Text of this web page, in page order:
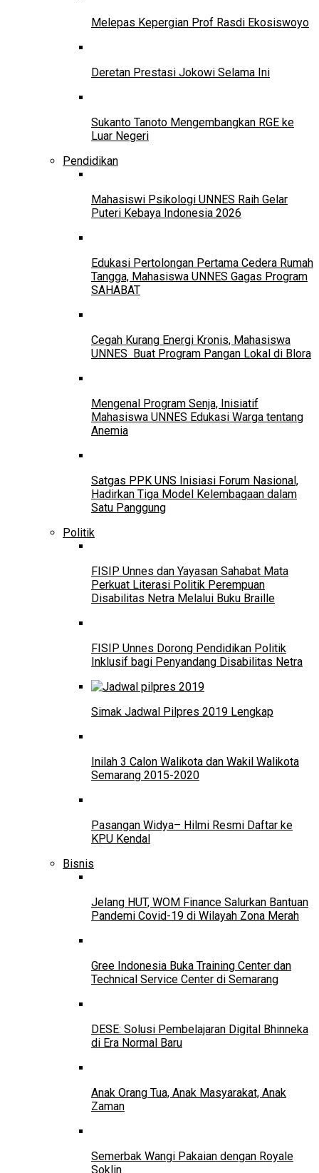
Melepas Kepergian Prof Rasdi Ekosiswoyo
Deretan Prestasi Jokowi Selama Ini
Sukanto Tanoto Mengembangkan RGE ke
Luar Negeri
Pendidikan
Mahasiswi Psikologi UNNES Raih Gelar
Puteri Kebaya Indonesia 2026
Edukasi Pertolongan Pertama Cedera Rumah
Tangga, Mahasiswa UNNES Gagas Program
SAHABAT
Cegah Kurang Energi Kronis, Mahasiswa
UNNES Buat Program Pangan Lokal di Blora
Mengenal Program Senja, Inisiatif
Mahasiswa UNNES Edukasi Warga tentang
Anemia
Satgas PPK UNS Inisiasi Forum Nasional,
Hadirkan Tiga Model Kelembagaan dalam
Satu Panggung
Politik
FISIP Unnes dan Yayasan Sahabat Mata
Perkuat Literasi Politik Perempuan
Disabilitas Netra Melalui Buku Braille
FISIP Unnes Dorong Pendidikan Politik
Inklusif bagi Penyandang Disabilitas Netra
Simak Jadwal Pilpres 2019 Lengkap
Inilah 3 Calon Walikota dan Wakil Walikota
Semarang 2015-2020
Pasangan Widya– Hilmi Resmi Daftar ke
KPU Kendal
Bisnis
Jelang HUT, WOM Finance Salurkan Bantuan
Pandemi Covid-19 di Wilayah Zona Merah
Gree Indonesia Buka Training Center dan
Technical Service Center di Semarang
DESE: Solusi Pembelajaran Digital Bhinneka
di Era Normal Baru
Anak Orang Tua, Anak Masyarakat, Anak
Zaman
Semerbak Wangi Pakaian dengan Royale
Soklin